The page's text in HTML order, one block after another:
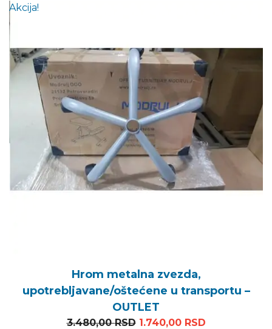
Akcija!
Hrom metalna zvezda,
upotrebljavane/oštećene u transportu –
OUTLET
3.480,00RSD Originalna cena je bila:
1.740,00 RSDTrenutna